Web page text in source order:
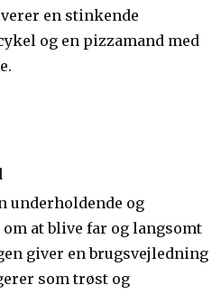
en stinkende
og en pizzamand med
underholdende og
at blive far og langsomt
giver en brugsvejledning
som trøst og